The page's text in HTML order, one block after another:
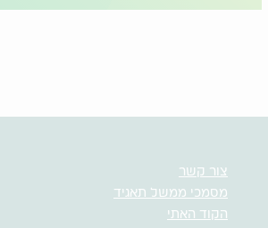
צור קשר
מסמכי ממשל תאגיד
הקוד האתי